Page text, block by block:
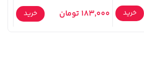
خرید
4,740,000
خرید خرید 183,000 تومان خرید